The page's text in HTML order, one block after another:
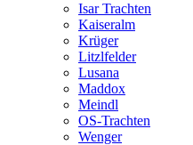
Isar Trachten
Kaiseralm
Krüger
Litzlfelder
Lusana
Maddox
Meindl
OS-Trachten
Wenger